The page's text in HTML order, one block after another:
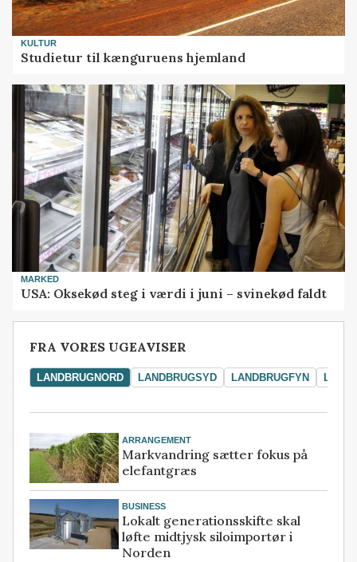
KULTUR
Studietur til kænguruens hjemland
MARKED
USA: Oksekød steg i værdi i juni – svinekød faldt
FRA VORES UGEAVISER
LANDBRUGNORD LANDBRUGSYD LANDBRUGFYN
ARRANGEMENT
Markvandring sætter fokus på
elefantgræs
BUSINESS
Lokalt generationsskifte skal
løfte midtjysk siloimportør i
Norden